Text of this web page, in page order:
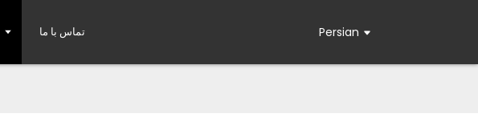
تماس با ما Persian